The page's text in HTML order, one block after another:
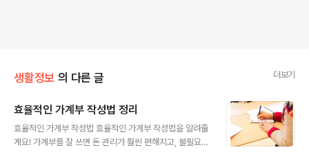
생활정보 의 다른 글 더보기
효율적인 가계부 작성법 정리
효율적인 가계부 작성법 효율적인 가계부 작성법을 알려줄
게요! 가계부를 잘 쓰면 돈 관리가 훨씬 편해지고, 불필요한